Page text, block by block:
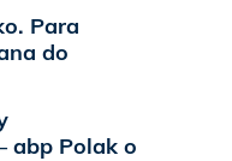
Para
do
abp Polak o